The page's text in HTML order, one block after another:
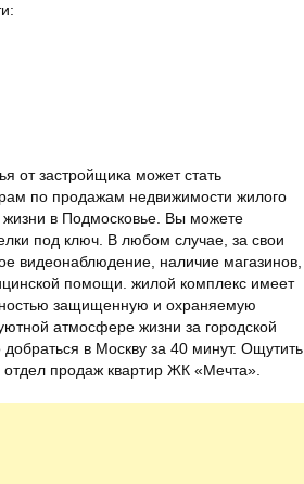
от застройщика может стать
по продажам недвижимости жилого
в Подмосковье. Вы можете
под ключ. В любом случае, за свои
видеонаблюдение, наличие магазинов,
помощи. жилой комплекс имеет
защищенную и охраняемую
атмосфере жизни за городской
в Москву за 40 минут. Ощутить
продаж квартир ЖК «Мечта».